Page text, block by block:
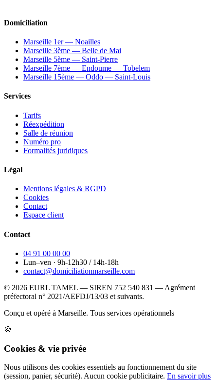
Domiciliation
Marseille 1er — Noailles
Marseille 3ème — Belle de Mai
Marseille 5ème — Saint-Pierre
Marseille 7ème — Endoume — Tobelem
Marseille 15ème — Oddo — Saint-Louis
Services
Tarifs
Réexpédition
Salle de réunion
Numéro pro
Formalités juridiques
Légal
Mentions légales & RGPD
Cookies
Contact
Espace client
Contact
04 91 00 00 00
Lun–ven · 9h-12h30 / 14h-18h
contact@domiciliationmarseille.com
© 2026 EURL TAMEL — SIREN 752 540 831 — Agrément
préfectoral n° 2021/AEFDJ/13/03 et suivants.
Conçu et opéré à Marseille. Tous services opérationnels
🍪
Cookies & vie privée
Nous utilisons des cookies essentiels au fonctionnement du site
(session, panier, sécurité). Aucun cookie publicitaire. En savoir plus